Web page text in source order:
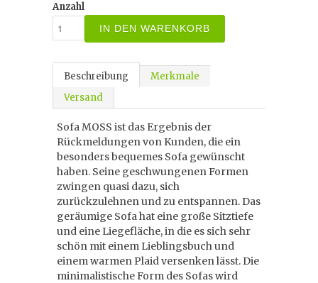
Anzahl
IN DEN WARENKORB
Beschreibung
Merkmale
Versand
Sofa MOSS ist das Ergebnis der
Rückmeldungen von Kunden, die ein
besonders bequemes Sofa gewünscht
haben. Seine geschwungenen Formen
zwingen quasi dazu, sich
zurückzulehnen und zu entspannen. Das
geräumige Sofa hat eine große Sitztiefe
und eine Liegefläche, in die es sich sehr
schön mit einem Lieblingsbuch und
einem warmen Plaid versenken lässt. Die
minimalistische Form des Sofas wird